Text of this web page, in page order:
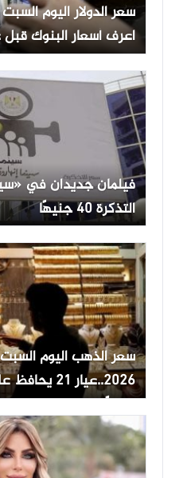
اعرف أسعار البنوك قبل
فيلمان جديدان في
التذكرة 40 جنيهًا
جنيهًا